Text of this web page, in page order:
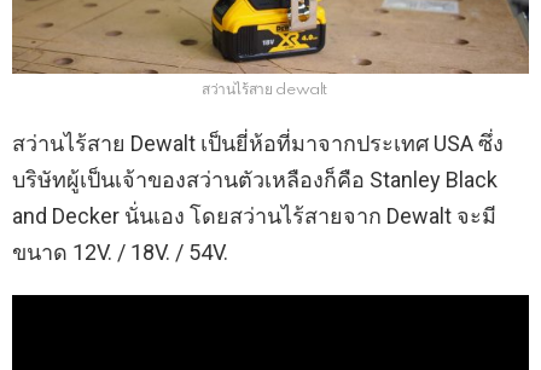
สว่านไร้สาย dewalt
สว่านไร้สาย Dewalt เป็นยี่ห้อที่มาจากประเทศ USA ซึ่ง
บริษัทผู้เป็นเจ้าของสว่านตัวเหลืองก็คือ Stanley Black
and Decker นั่นเอง โดยสว่านไร้สายจาก Dewalt จะมี
ขนาด 12V. / 18V. / 54V.